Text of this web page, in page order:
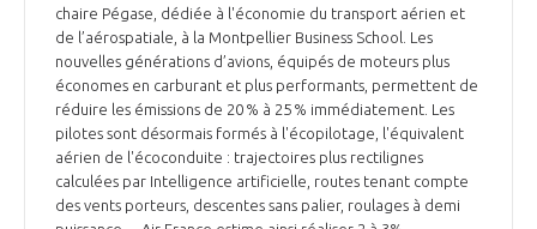
chaire Pégase, dédiée à l'économie du transport aérien et
de l’aérospatiale, à la Montpellier Business School. Les
nouvelles générations d’avions, équipés de moteurs plus
économes en carburant et plus performants, permettent de
réduire les émissions de 20 % à 25 % immédiatement. Les
pilotes sont désormais formés à l'écopilotage, l'équivalent
aérien de l'écoconduite : trajectoires plus rectilignes
calculées par Intelligence artificielle, routes tenant compte
des vents porteurs, descentes sans palier, roulages à demi